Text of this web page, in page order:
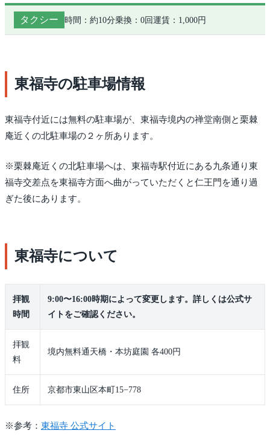
タクシー 時間：約10分乗換：0回 運賃：1,000円
東福寺の駐車場情報
東福寺付近には無料の駐車場が、東福寺境内の禅堂南側と栗棘
庵近くの北駐車場の２ヶ所あります。
※栗棘庵近くの北駐車場へは、東福寺駅付近にある九条通り東
福寺交差点を東福寺方面へ曲がっていただくと仁王門を通り過
ぎた後にあります。
東福寺について
拝観
時間
9:00〜16:00時期によって変更します。詳しくは公式サ
イトをご確認ください。
拝観
料
境内無料通天橋・本坊庭園 各400円
住所 京都市東山区本町15−778
※参考： 東福寺 公式サイト